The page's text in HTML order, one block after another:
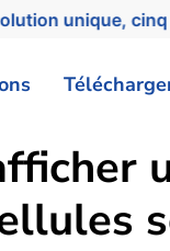
unique,